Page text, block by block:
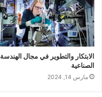
الابتكار والتطوير في مجال الهندسة
الصناعية
مارس 14, 2024